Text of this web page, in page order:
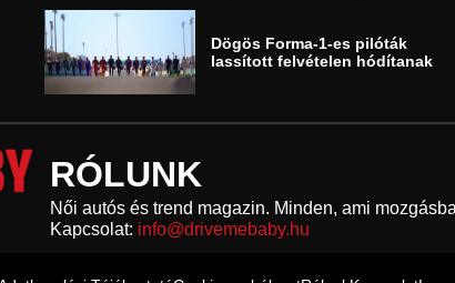
Dögös Forma-1-es pilóták
lassított felvételen hódítanak
RÓLUNK
Női autós és trend magazin. Minden, ami
Kapcsolat: info@drivemebaby.hu